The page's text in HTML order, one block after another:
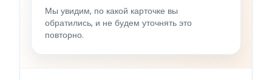
Мы увидим, по какой карточке вы
обратились, и не будем уточнять это
повторно.